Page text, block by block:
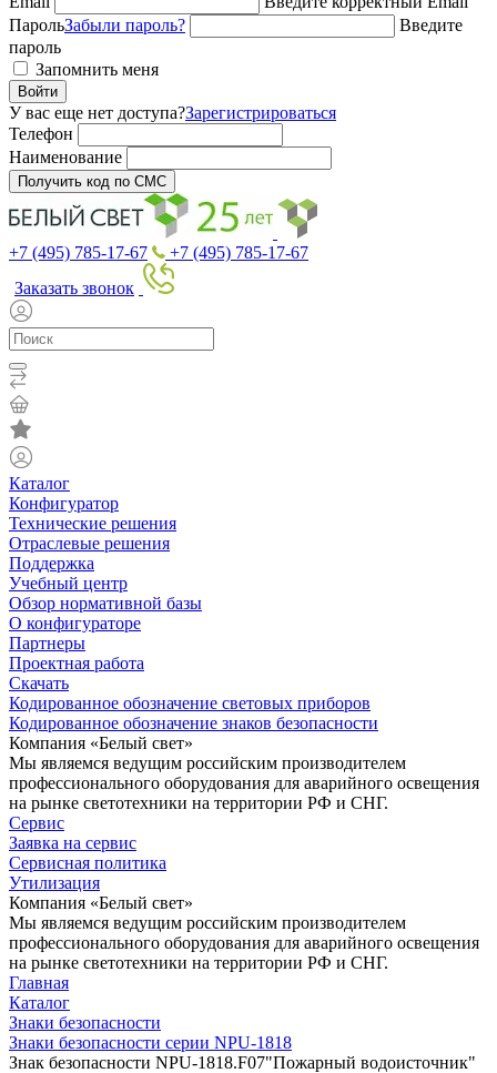
ПарольЗабыли пароль?
Введите
пароль
Запомнить меня
Войти
У вас еще нет доступа?Зарегистрироваться
Телефон
Наименование
Получить код по СМС
+7 (495) 785-17-67
+7 (495) 785-17-67
Заказать звонок
Каталог
Конфигуратор
Технические решения
Отраслевые решения
Поддержка
Учебный центр
Обзор нормативной базы
О конфигураторе
Партнеры
Проектная работа
Скачать
Кодированное обозначение световых приборов
Кодированное обозначение знаков безопасности
Компания «Белый свет»
Мы являемся ведущим российским производителем
профессионального оборудования для аварийного освещения
на рынке светотехники на территории РФ и СНГ.
Сервис
Заявка на сервис
Сервисная политика
Утилизация
Компания «Белый свет»
Мы являемся ведущим российским производителем
профессионального оборудования для аварийного освещения
на рынке светотехники на территории РФ и СНГ.
Главная
Каталог
Знаки безопасности
Знаки безопасности серии NPU-1818
Знак безопасности NPU-1818.F07"Пожарный водоисточник"